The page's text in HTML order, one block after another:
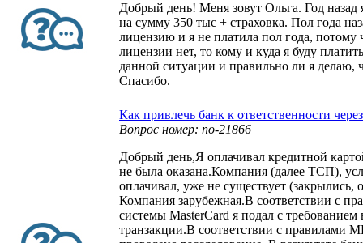
Добрый день! Меня зовут Ольга. Год назад
на сумму 350 тыс + страховка. Пол года
лицензию и я не платила пол года, потому
лицензии нет, то кому и куда я буду
данной ситуации и правильно ли я делаю,
Спасибо.
Как привлечь банк к ответственности
Вопрос номер: no-21866
Добрый день,Я оплачивал кредитной
не была оказана.Компания (далее ТСП),
оплачивал, уже не существует
Компания зарубежная.В соответствии с
системы MasterCard я подал с требованием
транзакции.В соответствии с правилами